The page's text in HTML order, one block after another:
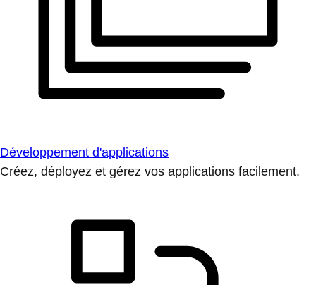
Développement d'applications
Créez, déployez et gérez vos applications facilement.